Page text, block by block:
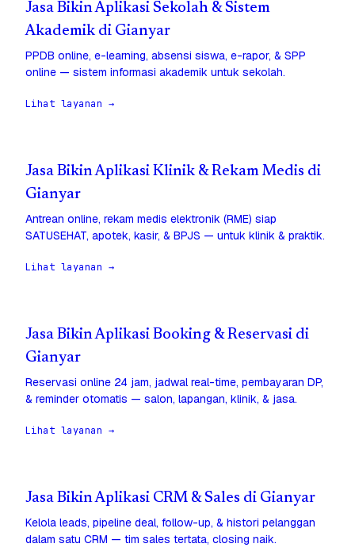
Jasa Bikin Aplikasi Sekolah & Sistem
Akademik di Gianyar
PPDB online, e-learning, absensi siswa, e-rapor, & SPP
online — sistem informasi akademik untuk sekolah.
Lihat layanan →
Jasa Bikin Aplikasi Klinik & Rekam Medis di
Gianyar
Antrean online, rekam medis elektronik (RME) siap
SATUSEHAT, apotek, kasir, & BPJS — untuk klinik & praktik.
Lihat layanan →
Jasa Bikin Aplikasi Booking & Reservasi di
Gianyar
Reservasi online 24 jam, jadwal real-time, pembayaran DP,
& reminder otomatis — salon, lapangan, klinik, & jasa.
Lihat layanan →
Jasa Bikin Aplikasi CRM & Sales di Gianyar
Kelola leads, pipeline deal, follow-up, & histori pelanggan
dalam satu CRM — tim sales tertata, closing naik.